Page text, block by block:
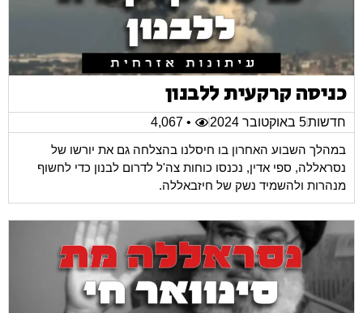
כניסה קרקעית ללבנון
חדשות5 באוקטובר 2024
• 4,067
במהלך השבוע האחרון בו חיסלנו בהצלחה גם את יורשו של
נסראללה, ספי אדין, נכנסו כוחות צה'ל לדרום לבנון כדי לחשוף
מנהרות ולהשמיד נשק של חיזבאללה.